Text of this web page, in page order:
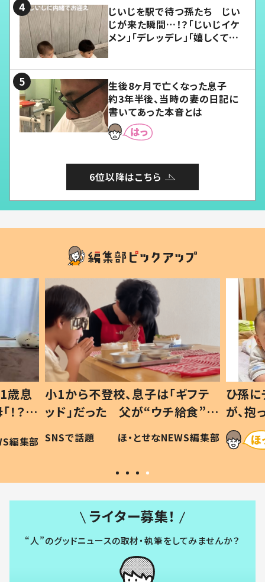
じいじを駅で待つ孫たち じい
じが来た瞬間…！？「じいじイケ
メン」「デレッデレ」「嬉しくて可
生後8ヶ月で亡くなった息子
約3年半後、当時の妻の日記に
書いてあった本音とは
6位以降はこちら
歳息
？」
編集部
小1から不登校、息子は「ギフテ
ッド」だった 父が“ウチ給食”を
作り続ける理由とは #令和の親
#令和の子
SNSで話題 ほ・とせなNEWS編集部
ひ孫
が、
「涙が
い」
ライター募集！
“人”のグッドニュースの取材・執筆をしてみませんか？